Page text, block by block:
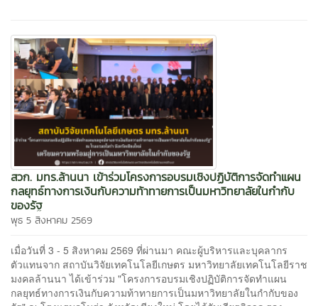
สวก. มทร.ล้านนา เข้าร่วมโครงการอบรมเชิงปฏิบัติการจัดทำแผน
กลยุทธ์ทางการเงินกับความท้าทายการเป็นมหาวิทยาลัยในกำกับ
ของรัฐ
พุธ 5 สิงหาคม 2569
เมื่อวันที่ 3 - 5 สิงหาคม 2569 ที่ผ่านมา คณะผู้บริหารและบุคลากร
ตัวแทนจาก สถาบันวิจัยเทคโนโลยีเกษตร มหาวิทยาลัยเทคโนโลยีราช
มงคลล้านนา ได้เข้าร่วม "โครงการอบรมเชิงปฏิบัติการจัดทำแผน
กลยุทธ์ทางการเงินกับความท้าทายการเป็นมหาวิทยาลัยในกำกับของ